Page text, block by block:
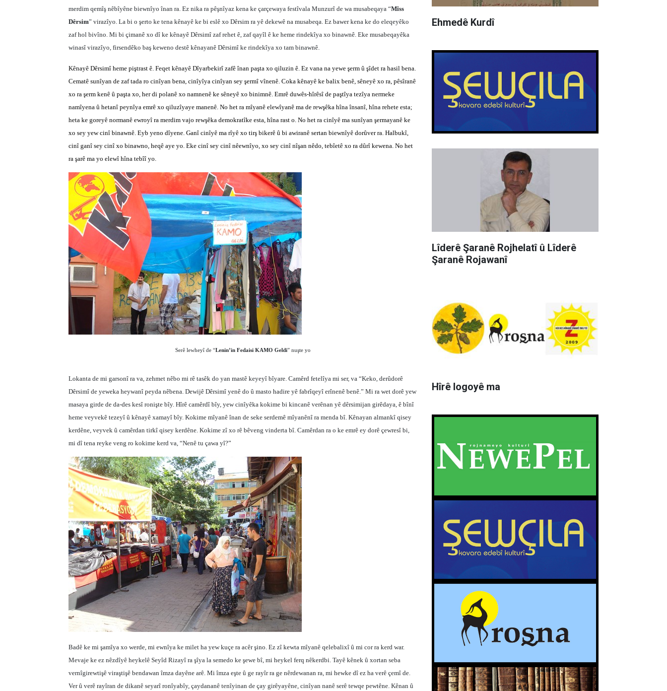
merdim qemîş nêbîyêne biewnîyo înan ra. Ez nika ra pêşnîyaz kena ke çarçewaya festîvala Munzurî de wa musabeqaya “Mîss
Dêrsim” virazîyo. La bi o şerto ke tena kênayê ke bi eslê xo Dêrsim ra yê dekewê na musabeqa. Ez bawer kena ke do eleqeyêko
zaf hol bivîno. Mi bi çimanê xo dî ke kênayê Dêrsimî zaf rehet ê, zaf qayîl ê ke heme rindekîya xo binawnê. Eke musabeqayêka
winasî virazîyo, firsendêko baş keweno destê kênayanê Dêrsimî ke rindekîya xo tam binawnê.
Kênayê Dêrsimî heme piştrast ê. Feqet kênayê Dîyarbekirî zafê înan paşta xo qiluzin ê. Ez vana na yewe şerm û şîdet ra hasil bena.
Cematê sunîyan de zaf tada ro cinîyan bena, cinîyîya cinîyan sey şermî vînenê. Coka kênayê ke balix benê, sêneyê xo ra, pêsîranê
xo ra şerm kenê û paşta xo, her di polanê xo namnenê ke sêneyê xo binimnê. Emrê duwês-hîrêsî de paştîya tezîya nermeke
namîyena û hetanî peynîya emrê xo qiluzîyaye manenê. No het ra mîyanê elewîyanê ma de rewşêka hîna însanî, hîna rehete esta;
heta ke goreyê normanê ewroyî ra merdim vajo rewşêka demokratîke esta, hîna rast o. No het ra cinîyê ma sunîyan şermayanê ke
xo sey yew cinî binawnê. Eyb yeno dîyene. Ganî cinîyê ma rîyê xo tirş bikerê û bi awiranê sertan biewnîyê dorûver ra. Halbukî,
cinî ganî sey cinî xo binawno, heqê aye yo. Eke cinî sey cinî nêewnîyo, xo sey cinî nîşan nêdo, tebîetê xo ra dûrî kewena. No het
ra şarê ma yo elewî hîna tebîî yo.
Serê lewheyî de “Lenin’in Fedaisi KAMO Geldi” nuşte yo
Lokanta de mi garsonî ra va, zehmet nêbo mi rê tasêk do yan mastê keyeyî bîyare. Camêrd fetelîya mi ser, va “Keko, derûdorê
Dêrsimî de yeweka heywanî peyda nêbena. Dewijê Dêrsimî yenê do û masto hadire yê fabrîqeyî erînenê benê.” Mi ra wet dorê yew
masaya girde de da-des kesî ronişte bîy. Hîrê camêrdî bîy, yew cinîyêka kokime bi kincanê verênan yê dêrsimijan girêdaya, ê bînî
heme veyvekê tezeyî û kênayê xamayî bîy. Kokime mîyanê înan de seke serdemê mîyanênî ra menda bî. Kênayan almankî qisey
kerdêne, veyvek û camêrdan tirkî qisey kerdêne. Kokime zî xo rê bêveng vinderta bî. Camêrdan ra o ke emrê ey dorê çewresî bi,
mi dî tena reyke veng ro kokime kerd va, “Nenê tu çawa yî?”
Badê ke mi şamîya xo werde, mi ewnîya ke milet ha yew kuçe ra acêr şino. Ez zî kewta mîyanê qelebalixî û mi cor ra kerd war.
Mevaje ke ez nêzdîyê heykelê Seyîd Rizayî ra şîya la semedo ke şewe bî, mi heykel ferq nêkerdbi. Tayê kênek û xortan seba
vernîgirewtişê viraştişê bendawan îmza dayêne arê. Mi îmza eşte û ge rayîr ra ge nêrdewanan ra, mi hewke dî ez ha verê çemî de.
Ver û verê rayîran de dikanê seyarî ronîyabîy, çaydananê tenîyinan de çay girêyayêne, cinîyan nanê serê tewqe pewtêne. Kênan û
Ehmedê Kurdî
Lîderê Şaranê Rojhelatî û Lîderê
Şaranê Rojawanî
Hîrê logoyê ma